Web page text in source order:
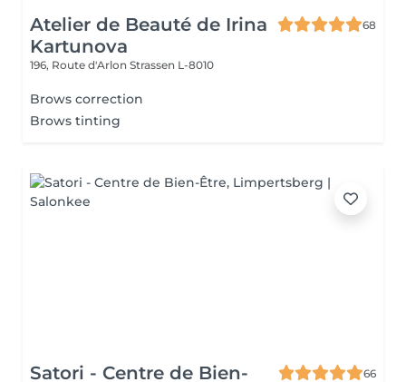
Atelier de Beauté de Irina
Kartunova
68
196, Route d'Arlon Strassen L-8010
Brows correction
Brows tinting
Satori - Centre de Bien-
66